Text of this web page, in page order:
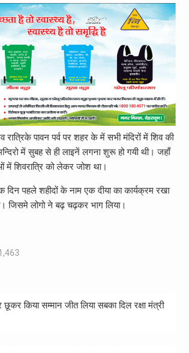
रात्रिके पावन पर्व पर शहर के में सभी मंदिरों में शिव की
में सुबह से ही लाइनें लगना शुरू हो गयी थी। जहाँ
में शिवरात्रि को लेकर जोश था।
दिन पहले शहीदों के नाम एक दीया का कार्यक्रम रखा
जिसमे लोगो ने बढ़ चढ़कर भाग लिया।
छूकर किया सम्मान जीत लिया सबका दिल रक्षा मंत्री